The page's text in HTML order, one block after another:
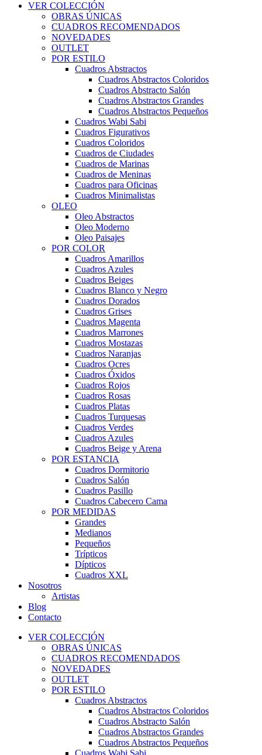
VER COLECCIÓN
OBRAS ÚNICAS
CUADROS RECOMENDADOS
NOVEDADES
OUTLET
POR ESTILO
Cuadros Abstractos
Cuadros Abstractos Coloridos
Cuadros Abstracto Salón
Cuadros Abstractos Grandes
Cuadros Abstractos Pequeños
Cuadros Wabi Sabi
Cuadros Figurativos
Cuadros Coloridos
Cuadros de Ciudades
Cuadros de Marinas
Cuadros de Meninas
Cuadros para Oficinas
Cuadros Minimalistas
OLEO
Oleo Abstractos
Oleo Moderno
Oleo Paisajes
POR COLOR
Cuadros Amarillos
Cuadros Azules
Cuadros Beiges
Cuadros Blanco y Negro
Cuadros Dorados
Cuadros Grises
Cuadros Magenta
Cuadros Marrones
Cuadros Mostazas
Cuadros Naranjas
Cuadros Ocres
Cuadros Óxidos
Cuadros Rojos
Cuadros Rosas
Cuadros Platas
Cuadros Turquesas
Cuadros Verdes
Cuadros Azules
Cuadros Beige y Arena
POR ESTANCIA
Cuadros Dormitorio
Cuadros Salón
Cuadros Pasillo
Cuadros Cabecero Cama
POR MEDIDAS
Grandes
Medianos
Pequeños
Trípticos
Dípticos
Cuadros XXL
Nosotros
Artistas
Blog
Contacto
VER COLECCIÓN
OBRAS ÚNICAS
CUADROS RECOMENDADOS
NOVEDADES
OUTLET
POR ESTILO
Cuadros Abstractos
Cuadros Abstractos Coloridos
Cuadros Abstracto Salón
Cuadros Abstractos Grandes
Cuadros Abstractos Pequeños
Cuadros Wabi Sabi